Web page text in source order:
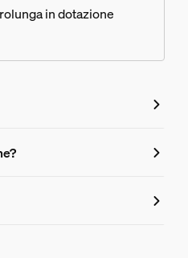
in dotazione